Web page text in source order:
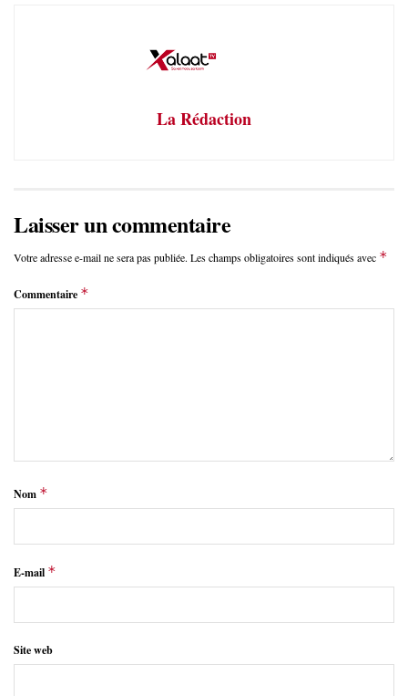
La Rédaction
Laisser un commentaire
Votre adresse e-mail ne sera pas publiée. Les champs obligatoires sont indiqués avec *
Commentaire *
Nom *
E-mail *
Site web